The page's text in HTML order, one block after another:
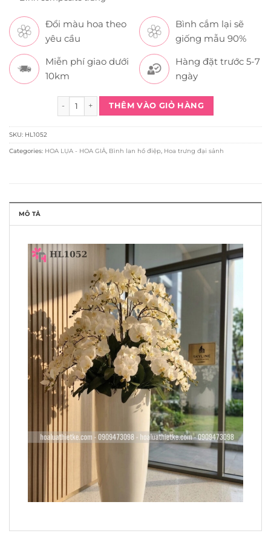
Đổi màu hoa theo
yêu cầu
Bình cắm lại sẽ
giống mẫu 90%
Miễn phí giao dưới
10km
Hàng đặt trước 5-7
ngày
Bình Lan Hồ Điệp Trắng 1M6 Trang Trí Chung Cư HL1052
THÊM VÀO GIỎ HÀNG
SKU: HL1052
Categories: HOA LỤA - HOA GIẢ, Bình lan hồ điệp, Hoa trưng đại sảnh
MÔ TẢ